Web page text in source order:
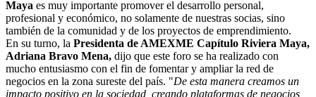
Maya es muy importante promover el desarrollo personal,
profesional y económico, no solamente de nuestras socias, sino
también de la comunidad y de los proyectos de emprendimiento.
En su turno, la Presidenta de AMEXME Capítulo Riviera Maya,
Adriana Bravo Mena, dijo que este foro se ha realizado con
mucho entusiasmo con el fin de fomentar y ampliar la red de
negocios en la zona sureste del país. "De esta manera creamos un
impacto positivo en la sociedad, creando plataformas de negocios